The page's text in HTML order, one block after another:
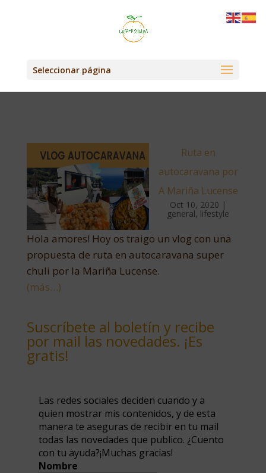
Seleccionar página
Ruta en
autocaravana por
A Mariña Lucense
Oct 10, 2020 |
general, lifestyle
Hola amores! Hoy os traigo un vlog con una
propuesta de ruta en autocaravana super
chuli por la Mariña Lucense.
(más…)
Suscríbete al boletín y recibe
por mail las novedades. ¡Es
gratis!
Las redes sociales deciden cuando y a
quien mostrar mis contenidos, y de esta
manera te aseguras de recibir en tu mail
todas las novedades que publico. ¿Cuento
con tu ayuda?¡Muchas gracias!
Nombre